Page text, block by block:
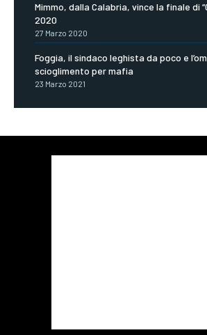
Mimmo, dalla Calabria, vince la finale di
2020
27 Marzo 2020
Foggia, il sindaco leghista da poco e
scioglimento per mafia
23 Marzo 2021